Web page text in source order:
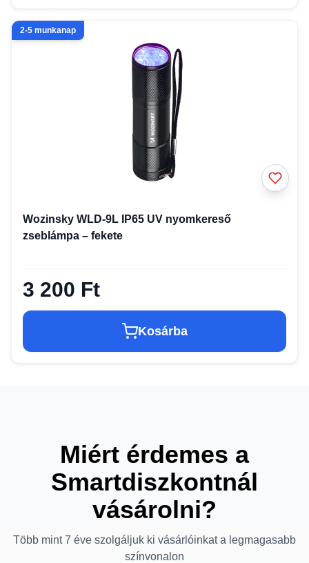
2-5 munkanap
Wozinsky WLD-9L IP65 UV nyomkereső
zseblámpa – fekete
3 200 Ft
Kosárba
Miért érdemes a
Smartdiszkontnál
vásárolni?
Több mint 7 éve szolgáljuk ki vásárlóinkat a legmagasabb
színvonalon